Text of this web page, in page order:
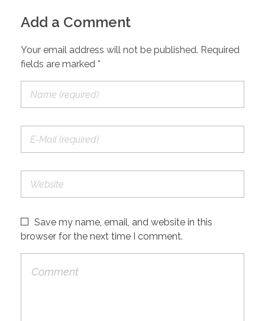
Add a Comment
Your email address will not be published. Required
fields are marked *
Save my name, email, and website in this
browser for the next time I comment.